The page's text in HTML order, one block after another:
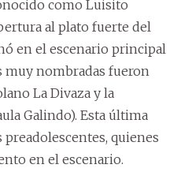
como Luisito
al plato fuerte del
en el escenario principal
muy nombradas fueron
La Divaza y la
Galindo). Esta última
quienes
en el escenario.